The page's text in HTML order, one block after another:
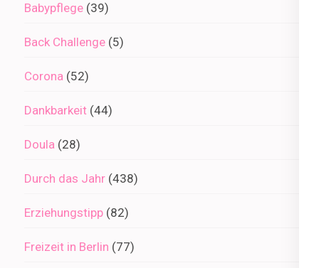
Babypflege (39)
Back Challenge (5)
Corona (52)
Dankbarkeit (44)
Doula (28)
Durch das Jahr (438)
Erziehungstipp (82)
Freizeit in Berlin (77)